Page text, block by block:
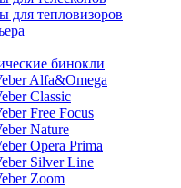
для тепловизоров
бинокли
Alfa&Omega
Classic
Free Focus
Nature
Opera Prima
Silver Line
Zoom